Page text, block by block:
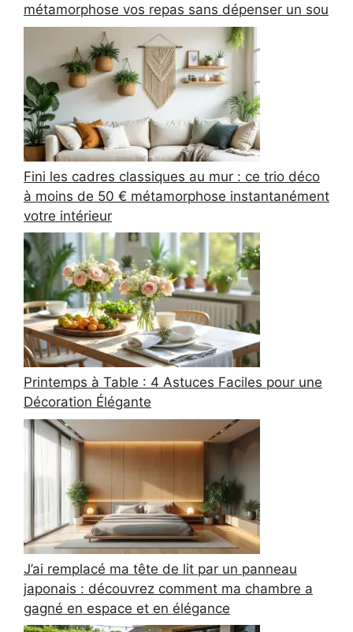
métamorphose vos repas sans dépenser un sou
Fini les cadres classiques au mur : ce trio déco
à moins de 50 € métamorphose instantanément
votre intérieur
Printemps à Table : 4 Astuces Faciles pour une
Décoration Élégante
J’ai remplacé ma tête de lit par un panneau
japonais : découvrez comment ma chambre a
gagné en espace et en élégance